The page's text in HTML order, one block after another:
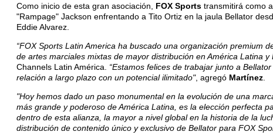
Como inicio de esta gran asociación,
FOX Sports transmitirá como
"Rampage" Jackson enfrentando a Tito Ortiz en la jaula Bellator
Eddie Alvarez.
“FOX Sports Latin America ha buscado una organización premium
de artes marciales mixtas de mayor distribución en América Latina
Channels Latin América. “Estamos felices de trabajar junto a
relación a largo plazo con un potencial ilimitado", agregó Martínez
"Hoy hemos dado un paso monumental en la evolución de una
más grande y poderoso de América Latina, es la elección perfecta
dentro de esta alianza, la mayor a nivel global en la historia de la
distribución de contenido único y exclusivo de Bellator para FOX